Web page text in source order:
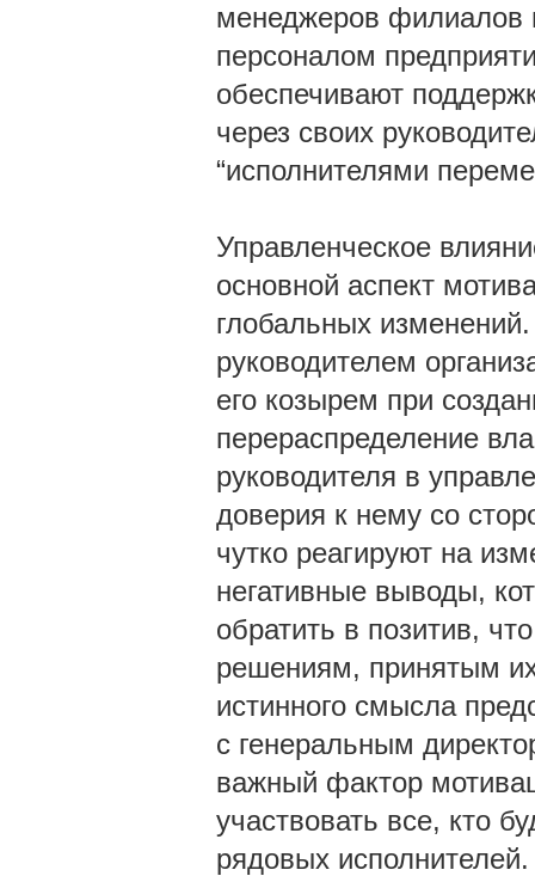
менеджеров филиалов
персоналом
обеспечивают
через своих
“исполнителями
Управленческое
основной аспект
глобальных
руководителем
его козырем при
перераспределение
руководителя в
доверия к нему со
чутко реагируют на
негативные выводы,
обратить в позитив,
решениям, принятым
истинного смысла
с генеральным
важный фактор
участвовать все, кто
рядовых